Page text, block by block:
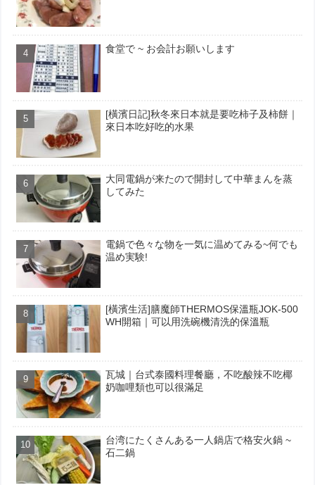
食堂で ~ お会計お願いします
[橫濱日記]秋冬來日本就是要吃柿子及柿餅｜
來日本吃好吃的水果
大同電鍋が来たので開封して中華まんを蒸
してみた
電鍋で色々な物を一気に温めてみる~何でも
温め実験!
[橫濱生活]膳魔師THERMOS保溫瓶JOK-500
WH開箱｜可以用洗碗機清洗的保溫瓶
瓦城｜台式泰國料理餐廳，不吃酸辣不吃椰
奶咖哩類也可以很滿足
台湾にたくさんある一人鍋店で格安火鍋 ~
石二鍋